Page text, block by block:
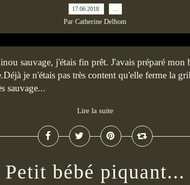
17.06.2018 …
Par Catherine Delhom
sauvage, j'étais fin prêt. J'avais préparé mon
je n'étais pas très content qu'elle ferme la
sauvage...
Lire la suite
Petit bébé piquant...